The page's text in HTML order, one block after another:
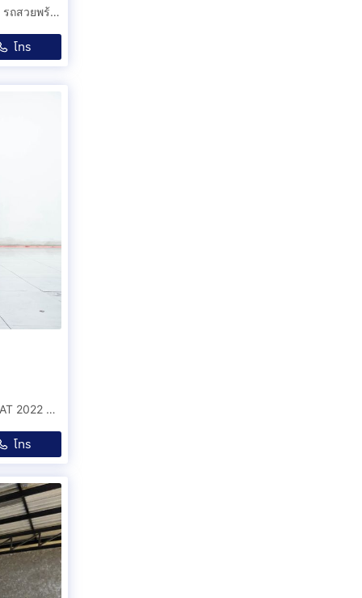
2020 MITSUBISHI PAJERO SPORT 2.4 GTPremium 2WD รถสวยพร้อมใช้งาน
โทร
MITSUBISHI PAJERO 2.4 GT Premium Elite Edition 4WD AT 2022 ออกรถ 0 บาท รหัสรถ 2B585
โทร